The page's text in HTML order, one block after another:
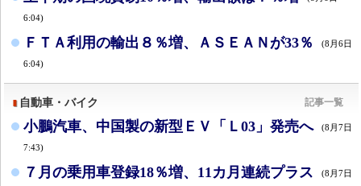
6:04)
ＦＴＡ利用の輸出８％増、ＡＳＥＡＮが33％ (8月6日
6:04)
自動車・バイク 記事一覧
小鵬汽車、中国製の新型ＥＶ「Ｌ03」発売へ (8月7日
7:43)
７月の乗用車登録18％増、11カ月連続プラス (8月7日